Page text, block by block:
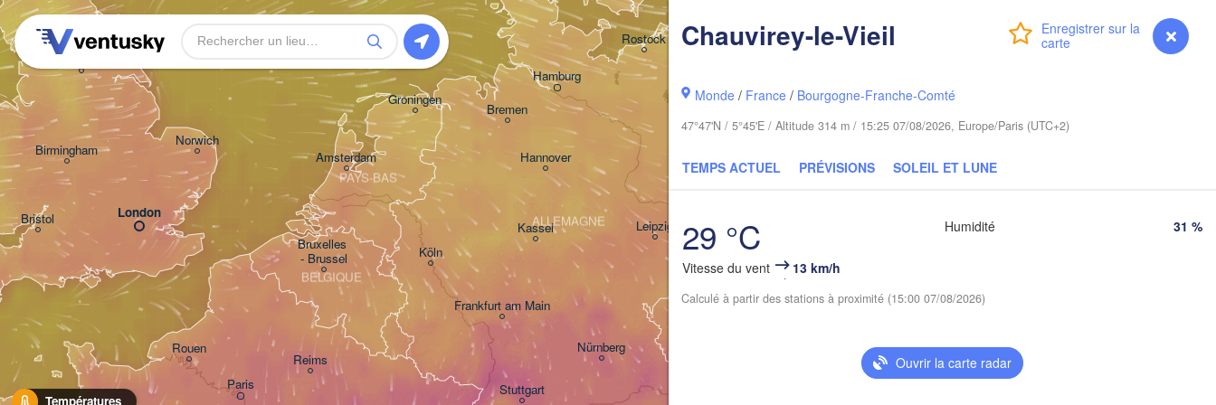
Connexion Premium myVentusky Prévisions
Chauvirey-le-Vieil
Monde / France / Bourgogne-Franche-Comté
47°47'N / 5°45'E / Altitude 314 m / 15:25 07/08/2026, Europe/Paris (UTC+2)
TEMPS ACTUEL PRÉVISIONS SOLEIL ET LUNE
29 °C
Vitesse du vent 13 km/h
Humidité 31 %
Calculé à partir des stations à proximité (15:00 07/08/2026)
Ouvrir la carte radar
Températures
London
Birmingham
Bristol
Hamburg
Köln
Bruxelles
- Brussel
Amsterdam
Frankfurt am Main
Bremen
Hannover
Nürnberg
Kassel
Groningen
Norwich
Reims
Rouen
ALLEMAGNE
PAYS-BAS
BELGIQUE
Paris Stuttgart
Warszawa
Praha Kraków
Leipzig
Dresden
Rostock
Koszalin
Bydgoszcz